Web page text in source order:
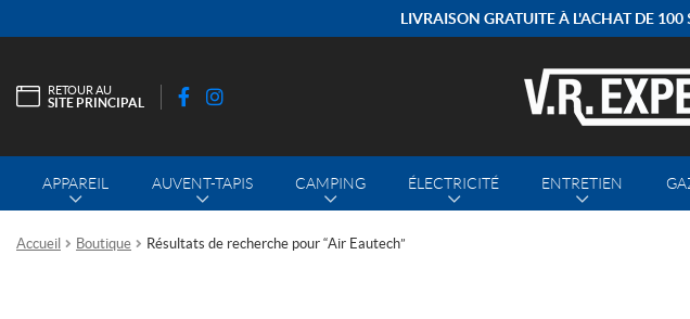
LIVRAISON GRATUITE À L'ACHAT DE
RETOUR AU
SITE PRINCIPAL
F
c
e
b
o
I
s
t
a
g
APPAREIL AUVENT-TAPIS CAMPING ÉLECTRICITÉ ENTRETIEN
Accueil Boutique Résultats de recherche pour “Air Eautech”